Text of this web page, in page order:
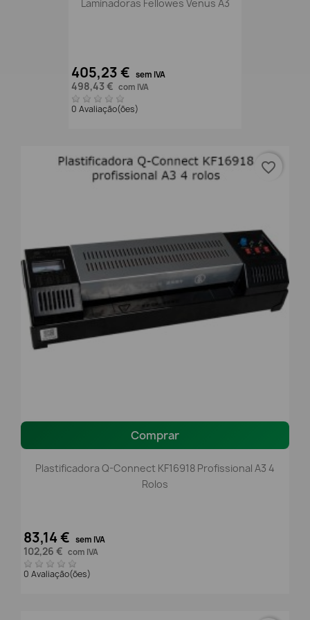
Laminadoras Fellowes Venus A3
405,23 € sem IVA
498,43 € com IVA
0 Avaliação(ões)
Comprar
Plastificadora Q-Connect KF16918 Profissional A3 4
Rolos
83,14 € sem IVA
102,26 € com IVA
0 Avaliação(ões)
favorite_border